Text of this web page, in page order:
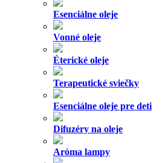
Esenciálne oleje
Vonné oleje
Éterické oleje
Terapeutické sviečky
Esenciálne oleje pre deti
Difuzéry na oleje
Aróma lampy